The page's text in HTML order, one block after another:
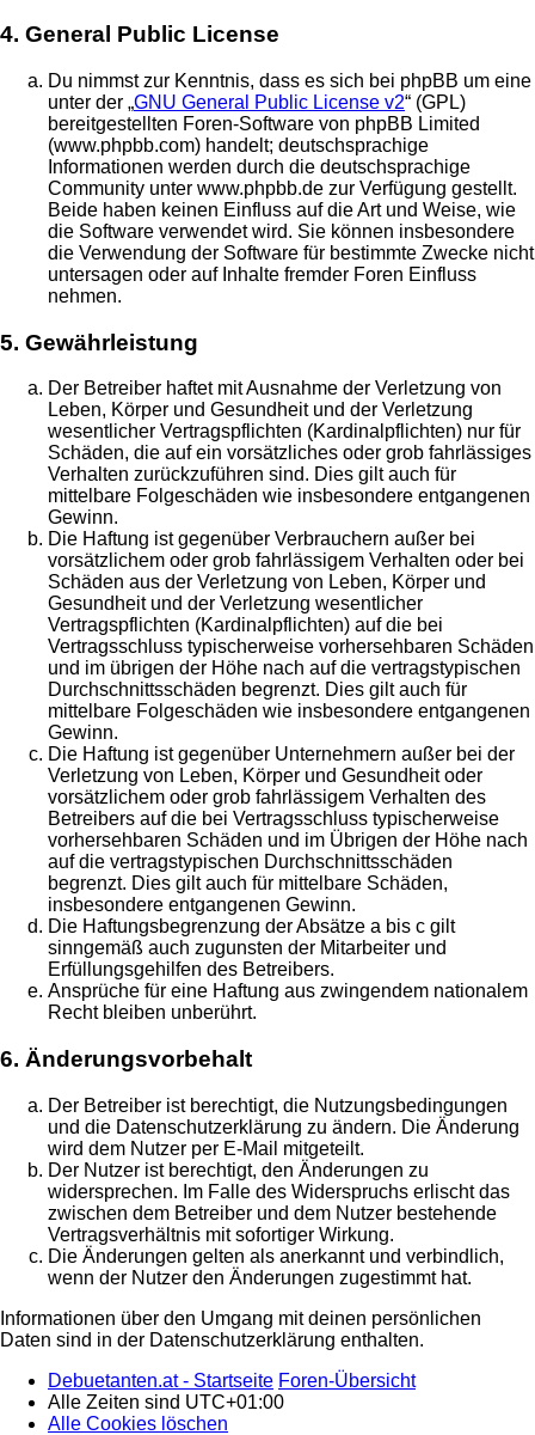
4. General Public License
Du nimmst zur Kenntnis, dass es sich bei phpBB um eine
unter der „GNU General Public License v2“ (GPL)
bereitgestellten Foren-Software von phpBB Limited
(www.phpbb.com) handelt; deutschsprachige
Informationen werden durch die deutschsprachige
Community unter www.phpbb.de zur Verfügung gestellt.
Beide haben keinen Einfluss auf die Art und Weise, wie
die Software verwendet wird. Sie können insbesondere
die Verwendung der Software für bestimmte Zwecke nicht
untersagen oder auf Inhalte fremder Foren Einfluss
nehmen.
5. Gewährleistung
Der Betreiber haftet mit Ausnahme der Verletzung von
Leben, Körper und Gesundheit und der Verletzung
wesentlicher Vertragspflichten (Kardinalpflichten) nur für
Schäden, die auf ein vorsätzliches oder grob fahrlässiges
Verhalten zurückzuführen sind. Dies gilt auch für
mittelbare Folgeschäden wie insbesondere entgangenen
Gewinn.
Die Haftung ist gegenüber Verbrauchern außer bei
vorsätzlichem oder grob fahrlässigem Verhalten oder bei
Schäden aus der Verletzung von Leben, Körper und
Gesundheit und der Verletzung wesentlicher
Vertragspflichten (Kardinalpflichten) auf die bei
Vertragsschluss typischerweise vorhersehbaren Schäden
und im übrigen der Höhe nach auf die vertragstypischen
Durchschnittsschäden begrenzt. Dies gilt auch für
mittelbare Folgeschäden wie insbesondere entgangenen
Gewinn.
Die Haftung ist gegenüber Unternehmern außer bei der
Verletzung von Leben, Körper und Gesundheit oder
vorsätzlichem oder grob fahrlässigem Verhalten des
Betreibers auf die bei Vertragsschluss typischerweise
vorhersehbaren Schäden und im Übrigen der Höhe nach
auf die vertragstypischen Durchschnittsschäden
begrenzt. Dies gilt auch für mittelbare Schäden,
insbesondere entgangenen Gewinn.
Die Haftungsbegrenzung der Absätze a bis c gilt
sinngemäß auch zugunsten der Mitarbeiter und
Erfüllungsgehilfen des Betreibers.
Ansprüche für eine Haftung aus zwingendem nationalem
Recht bleiben unberührt.
6. Änderungsvorbehalt
Der Betreiber ist berechtigt, die Nutzungsbedingungen
und die Datenschutzerklärung zu ändern. Die Änderung
wird dem Nutzer per E-Mail mitgeteilt.
Der Nutzer ist berechtigt, den Änderungen zu
widersprechen. Im Falle des Widerspruchs erlischt das
zwischen dem Betreiber und dem Nutzer bestehende
Vertragsverhältnis mit sofortiger Wirkung.
Die Änderungen gelten als anerkannt und verbindlich,
wenn der Nutzer den Änderungen zugestimmt hat.
Informationen über den Umgang mit deinen persönlichen
Daten sind in der Datenschutzerklärung enthalten.
Debuetanten.at - Startseite Foren-Übersicht
Alle Zeiten sind UTC+01:00
Alle Cookies löschen